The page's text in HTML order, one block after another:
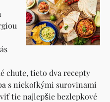
chute, tieto dva recepty
s niekoľkými surovinami
tie najlepšie bezlepkové